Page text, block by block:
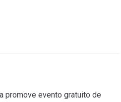
promove evento gratuito de